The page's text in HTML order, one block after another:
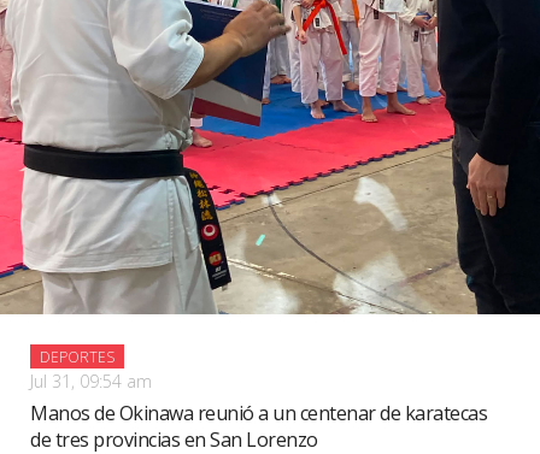
DEPORTES
Jul 31, 09:54 am
Manos de Okinawa reunió a un centenar de karatecas
de tres provincias en San Lorenzo